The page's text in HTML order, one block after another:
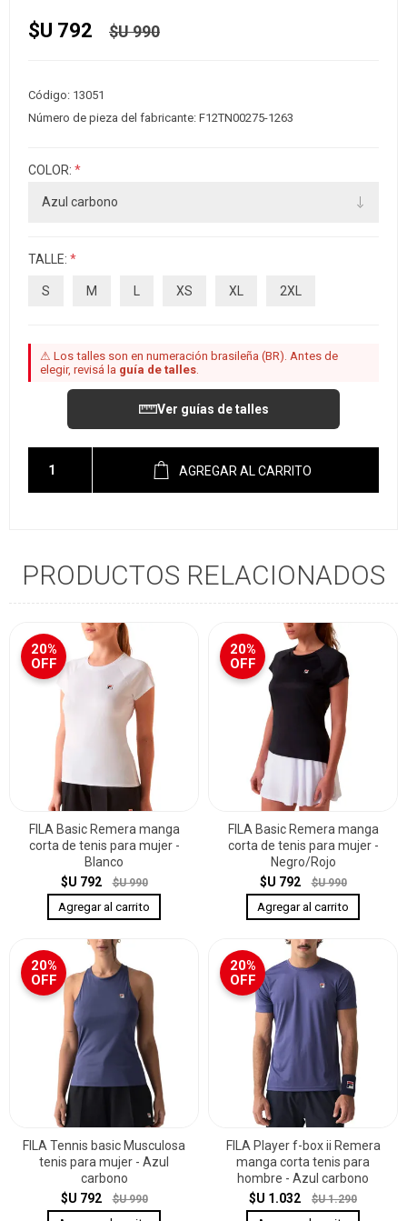
$U 792 $U 990
Código: 13051
Número de pieza del fabricante: F12TN00275-1263
COLOR: *
TALLE: *
S M L XS XL 2XL
⚠ Los talles son en numeración brasileña (BR). Antes de
elegir, revisá la guía de talles.
Ver guías de talles
AGREGAR AL CARRITO
PRODUCTOS RELACIONADOS
20%
OFF
FILA Basic Remera manga
corta de tenis para mujer -
Blanco
$U 792
$U 990
20%
OFF
FILA Basic Remera manga
corta de tenis para mujer -
Negro/Rojo
$U 792
$U 990
20%
OFF
FILA Tennis basic Musculosa
tenis para mujer - Azul
carbono
$U 792
$U 990
20%
OFF
FILA Player f-box ii Remera
manga corta tenis para
hombre - Azul carbono
$U 1.032
$U 1.290